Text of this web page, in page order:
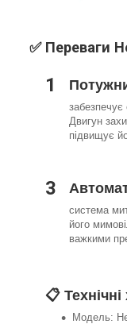
✅ Переваги
1
забезпечує
Двигун
підвищує
3
система
його
важкими
📋
Модель: